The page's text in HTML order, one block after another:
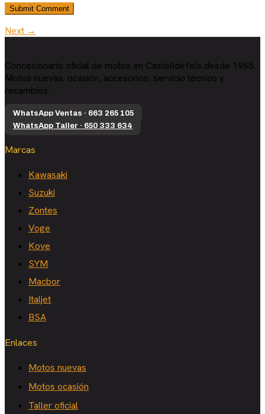
Next →
Concesionario oficial de motos en Castelldefels desde 1965.
Motos nuevas, ocasión, accesorios, servicio técnico y
recambios.
WhatsApp Ventas · 663 265 105
WhatsApp Taller · 650 333 634
Marcas
Kawasaki
Suzuki
Zontes
Voge
Kove
SYM
Macbor
Italjet
BSA
Enlaces
Motos nuevas
Motos ocasión
Taller oficial